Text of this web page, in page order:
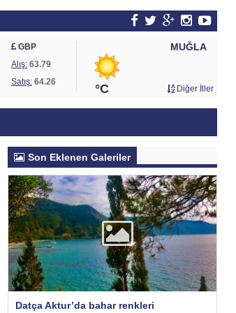
GBP
Alış:63.79
Satış:64.26
MUĞLA
°C Diğer İller
Son Eklenen Galeriler
Datça Aktur’da bahar renkleri